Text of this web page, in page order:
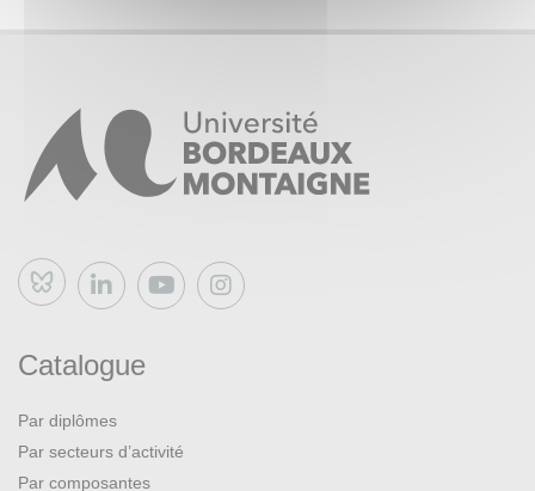
Bluesky
Catalogue
Par diplômes
Par secteurs d’activité
Par composantes